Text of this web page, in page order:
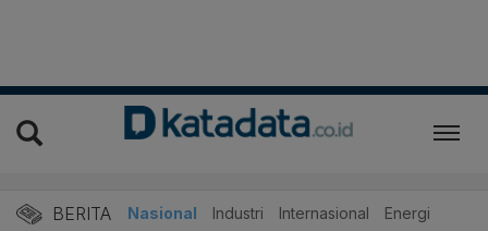
BERITA Nasional Industri Internasional Energi